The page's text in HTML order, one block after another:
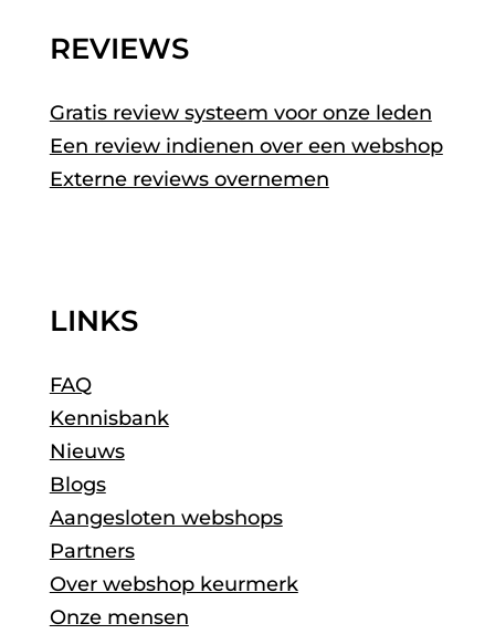
REVIEWS
Gratis review systeem voor onze leden
Een review indienen over een webshop
Externe reviews overnemen
LINKS
FAQ
Kennisbank
Nieuws
Blogs
Aangesloten webshops
Partners
Over webshop keurmerk
Onze mensen